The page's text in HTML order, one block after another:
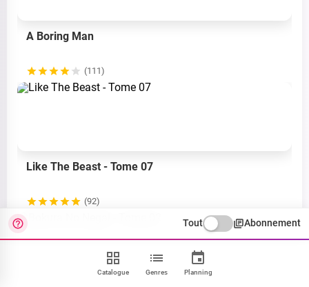
A Boring Man
(111)
Like The Beast - Tome 07
(92)
Catalogue Genres Planning
Tout Abonnement